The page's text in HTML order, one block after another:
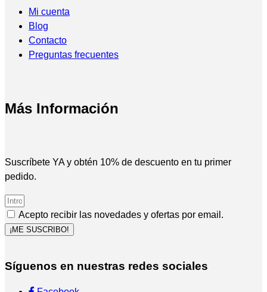
Mi cuenta
Blog
Contacto
Preguntas frecuentes
Más Información
Suscríbete YA y obtén 10% de descuento en tu primer
pedido.
Acepto recibir las novedades y ofertas por email.
¡ME SUSCRIBO!
Síguenos en nuestras redes sociales